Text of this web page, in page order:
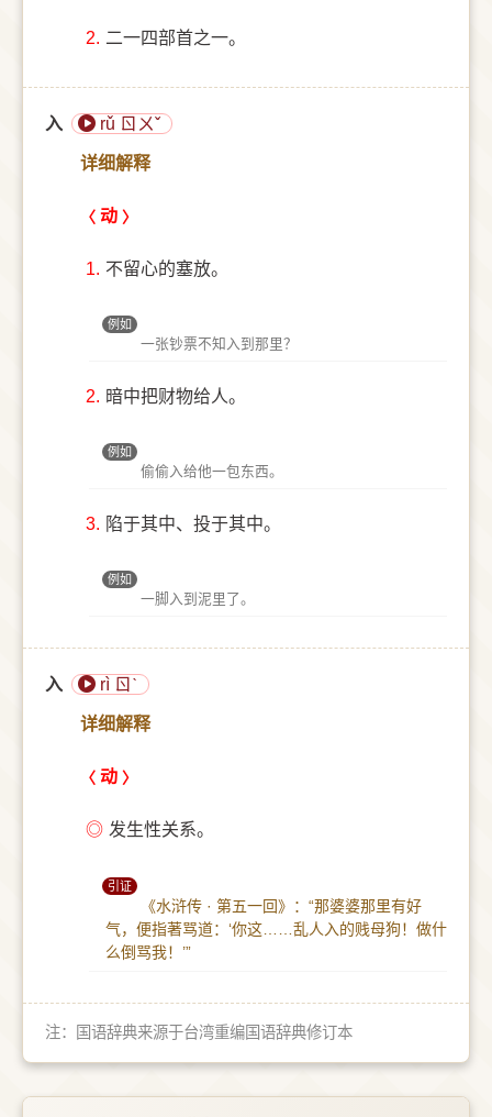
2. 二一四部首之一。
入 rǔ ㄖㄨˇ
详细解释
动
1. 不留心的塞放。
例如
一张钞票不知入到那里？
2. 暗中把财物给人。
例如
偷偷入给他一包东西。
3. 陷于其中、投于其中。
例如
一脚入到泥里了。
入 rì ㄖˋ
详细解释
动
◎ 发生性关系。
引证
《水浒传 · 第五一回》：“那婆婆那里有好
气，便指著骂道：‘你这……乱人入的贱母狗！做什
么倒骂我！’”
注：国语辞典来源于台湾重编国语辞典修订本